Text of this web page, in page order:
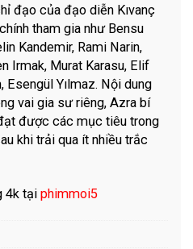
đạo của đạo diễn Kıvanç
tham gia như Bensu
Kandemir, Rami Narin,
Irmak, Murat Karasu, Elif
Esengül Yılmaz. Nội dung
vai gia sư riêng, Azra bí
được các mục tiêu trong
khi trải qua ít nhiều trắc
4k tạiphimmoi5